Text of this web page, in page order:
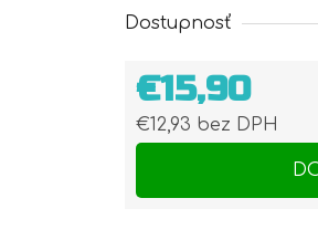
Dostupnosť
€15,90
€12,93 bez DPH
Jednotková cena: